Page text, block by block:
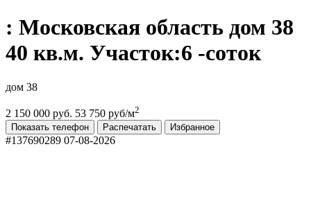
: Московская область дом 38
40 кв.м. Участок:6 -соток
дом 38
2 150 000 руб. 53 750 руб/м2
Показать телефон
Распечатать Избранное
#137690289 07-08-2026